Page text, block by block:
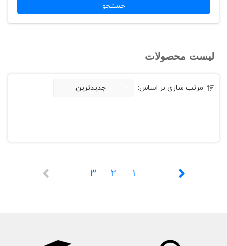
جستجو
لیست محصولات
مرتب سازی بر اساس: جدیدترین
1
2
3